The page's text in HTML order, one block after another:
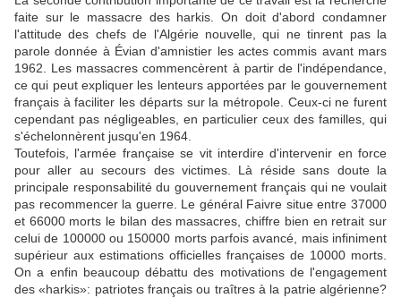
faite sur le massacre des harkis. On doit d'abord condamner
l'attitude des chefs de l'Algérie nouvelle, qui ne tinrent pas la
parole donnée à Évian d'amnistier les actes commis avant mars
1962. Les massacres commencèrent à partir de l'indépendance,
ce qui peut expliquer les lenteurs apportées par le gouvernement
français à faciliter les départs sur la métropole. Ceux-ci ne furent
cependant pas négligeables, en particulier ceux des familles, qui
s'échelonnèrent jusqu'en 1964.
Toutefois, l'armée française se vit interdire d'intervenir en force
pour aller au secours des victimes. Là réside sans doute la
principale responsabilité du gouvernement français qui ne voulait
pas recommencer la guerre. Le général Faivre situe entre 37000
et 66000 morts le bilan des massacres, chiffre bien en retrait sur
celui de 100000 ou 150000 morts parfois avancé, mais infiniment
supérieur aux estimations officielles françaises de 10000 morts.
On a enfin beaucoup débattu des motivations de l'engagement
des «harkis»: patriotes français ou traîtres à la patrie algérienne?